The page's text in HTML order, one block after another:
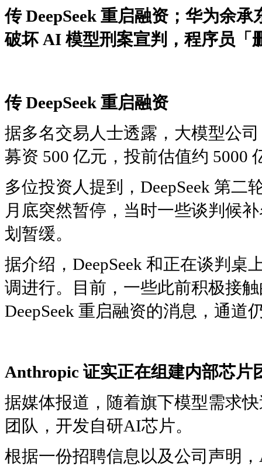
传 DeepSeek 重启融资；华为余
破坏 AI 模型刑案宣判，程序员「
传 DeepSeek 重启融资
据多名交易人士透露，大模型公
募资 500 亿元，投前估值约 5000
多位投资人提到，DeepSeek 第
月底突然暂停，当时一些谈判候
划暂缓。
据介绍，DeepSeek 和正在谈判
调进行。目前，一些此前积极接
DeepSeek 重启融资的消息，通
Anthropic 证实正在组建内部芯片
据媒体报道，随着旗下模型需求
团队，开发自研AI芯片。
根据一份招聘信息以及公司声明